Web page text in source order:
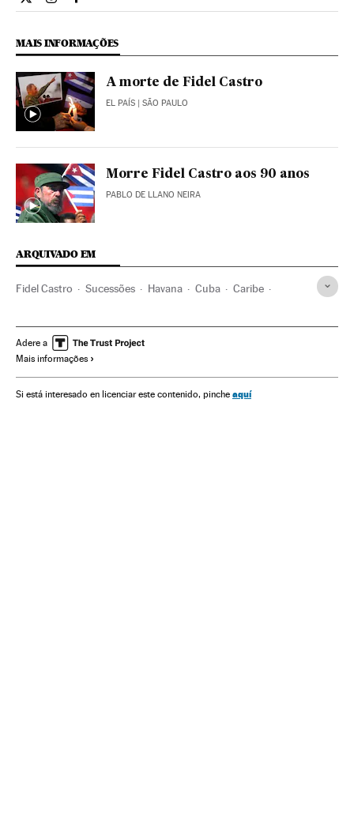
Internacional El País Brasil en Twitter
Internacional El País Brasil en Instagram
Internacional El País Brasil en Facebook
MAIS INFORMAÇÕES
A morte de Fidel Castro
EL PAÍS | SÃO PAULO
Morre Fidel Castro aos 90 anos
PABLO DE LLANO NEIRA
ARQUIVADO EM
Fidel Castro Sucessões Havana Cuba Caribe
Adere a
Mais informações
Si está interesado en licenciar este contenido, pinche aquí